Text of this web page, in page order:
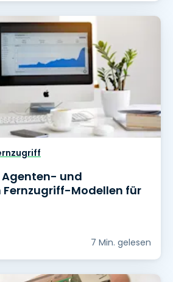
und
Modellen für
7 Min. gelesen